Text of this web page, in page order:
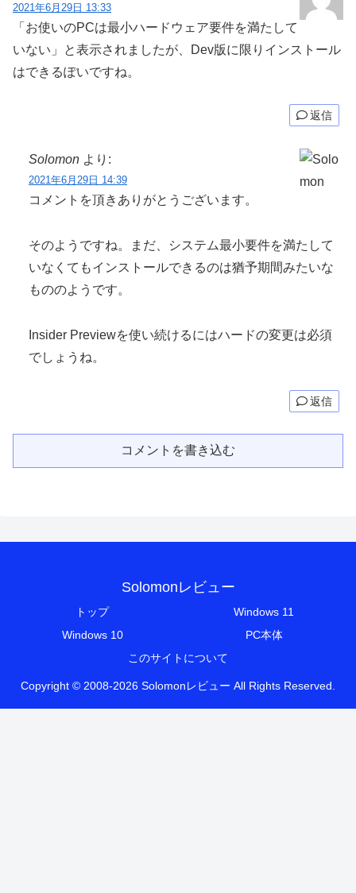
2021年6月29日 13:33
「お使いのPCは最小ハードウェア要件を満たして
いない」と表示されましたが、Dev版に限りインストール
はできるぽいですね。
返信
Solomon より:
2021年6月29日 14:39
コメントを頂きありがとうございます。
そのようですね。まだ、システム最小要件を満たして
いなくてもインストールできるのは猶予期間みたいな
もののようです。
Insider Previewを使い続けるにはハードの変更は必須
でしょうね。
返信
コメントを書き込む
Solomonレビュー
トップ
Windows 11
Windows 10
PC本体
このサイトについて
Copyright © 2008-2026 Solomonレビュー All Rights Reserved.